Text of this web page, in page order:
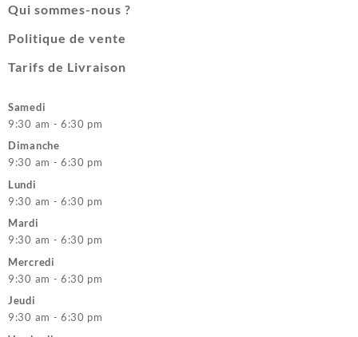
Qui sommes-nous ?
Politique de vente
Tarifs de Livraison
Samedi
9:30 am - 6:30 pm
Dimanche
9:30 am - 6:30 pm
Lundi
9:30 am - 6:30 pm
Mardi
9:30 am - 6:30 pm
Mercredi
9:30 am - 6:30 pm
Jeudi
9:30 am - 6:30 pm